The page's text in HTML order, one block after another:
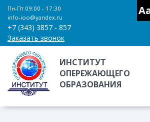
Пн-Пт 09:00 - 17:30
info-ioo@yandex.ru
+7 (343) 3857 - 857
Заказать звонок
ИНСТИТУТ
ОПЕРЕЖАЮЩЕГО
ОБРАЗОВАНИЯ